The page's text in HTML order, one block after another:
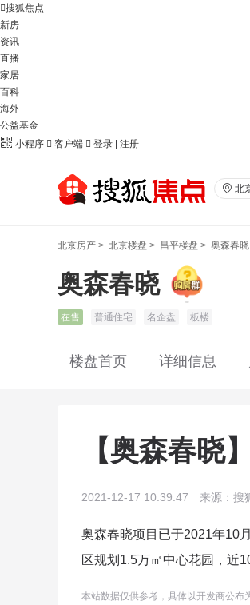
搜狐焦点
新房
资讯
直播
家居
百科
海外
公益基金
 小程序  客户端  登录 注册
 北
北京房产 > 北京楼盘 > 昌平楼盘 > 奥森春晓
奥森春晓
在售 普通住宅 名企盘 板楼
楼盘首页 详细信息
【奥森春晓
2021-12-17 10:39:47 来源：搜
奥森春晓项目已于2021年10
区规划1.5万㎡中心花园，近
本站数据仅供参考，具体以开发商公布